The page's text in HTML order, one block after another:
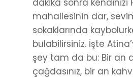
dakika sonra kendinizi
mahallesinin dar,
sokaklarında
bulabilirsiniz. İşte
şey tam da bu: Bir an
çağdasınız, bir an